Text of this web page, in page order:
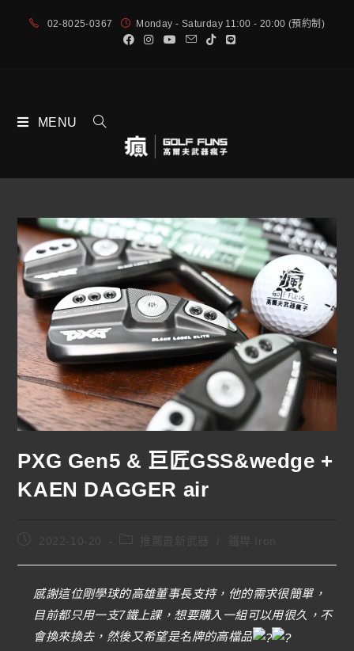
02-8025-0367 Monday - Saturday 11:00 - 20:00 (預約制)
MENU
PXG Gen5 & 巨匠GSS&wedge +
KAEN DAGGER air
鐵桿 Iron
感謝這位剛學球的高雄董事長支持，他的需求很簡單，
目前都只用一支7鐵上課，想要購入一組可以用很久，不
會換來換去，然後又希望是名牌的高檔品